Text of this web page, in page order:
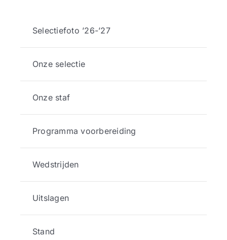
Selectiefoto ’26-’27
Onze selectie
Onze staf
Programma voorbereiding
Wedstrijden
Uitslagen
Stand